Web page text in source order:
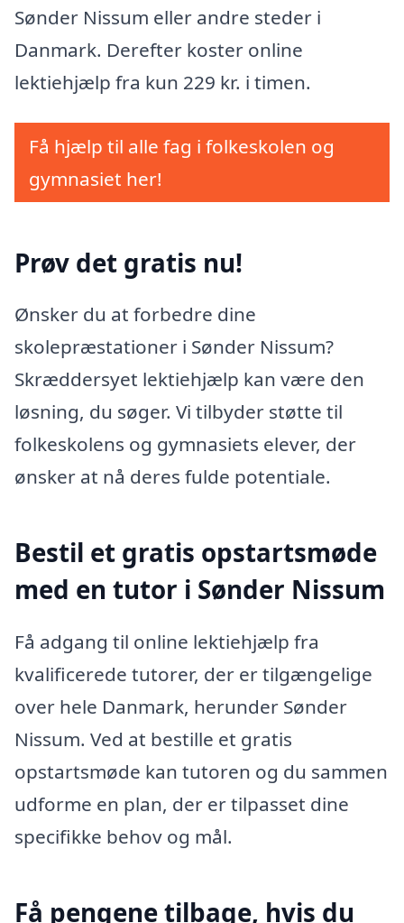
Sønder Nissum eller andre steder i
Danmark. Derefter koster online
lektiehjælp fra kun 229 kr. i timen.
Få hjælp til alle fag i folkeskolen og
gymnasiet her!
Prøv det gratis nu!
Ønsker du at forbedre dine
skolepræstationer i Sønder Nissum?
Skræddersyet lektiehjælp kan være den
løsning, du søger. Vi tilbyder støtte til
folkeskolens og gymnasiets elever, der
ønsker at nå deres fulde potentiale.
Bestil et gratis opstartsmøde
med en tutor i Sønder Nissum
Få adgang til online lektiehjælp fra
kvalificerede tutorer, der er tilgængelige
over hele Danmark, herunder Sønder
Nissum. Ved at bestille et gratis
opstartsmøde kan tutoren og du sammen
udforme en plan, der er tilpasset dine
specifikke behov og mål.
Få pengene tilbage, hvis du